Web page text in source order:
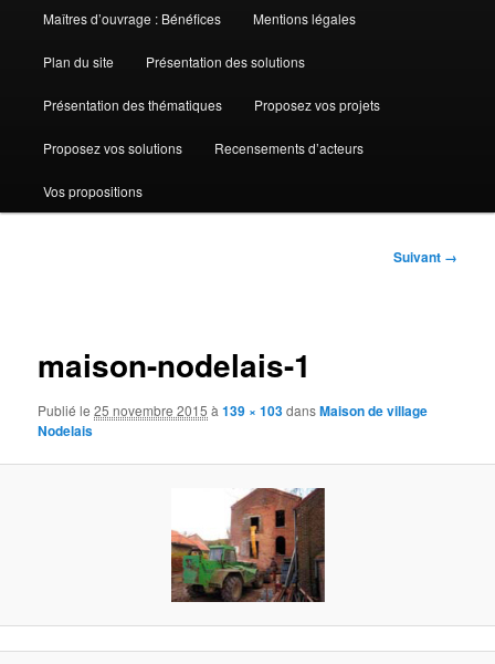
Maîtres d’ouvrage : Bénéfices Mentions légales
Plan du site Présentation des solutions
Présentation des thématiques Proposez vos projets
Proposez vos solutions Recensements d’acteurs
Vos propositions
Suivant →
maison-nodelais-1
Publié le25 novembre 2015 à139 × 103dansMaison de village
Nodelais